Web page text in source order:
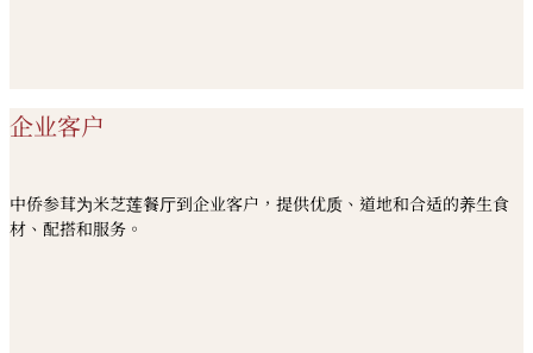
企业客户
中侨参茸为米芝莲餐厅到企业客户，提供优质、道地和合适的养生食
材、配搭和服务。